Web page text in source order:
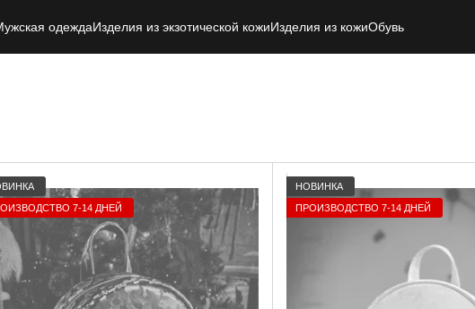
одеждаИзделия из экзотической кожиИзделия из кожиОбувь
7-14 ДНЕЙ
НОВИНКА
ПРОИЗВОДСТВО 7-14 ДНЕЙ